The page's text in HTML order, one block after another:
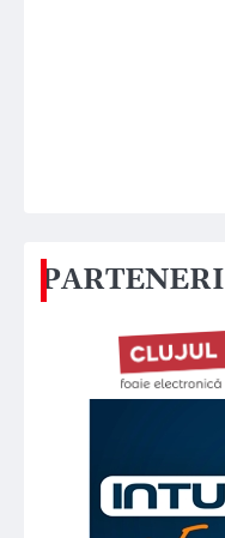
PARTENERI